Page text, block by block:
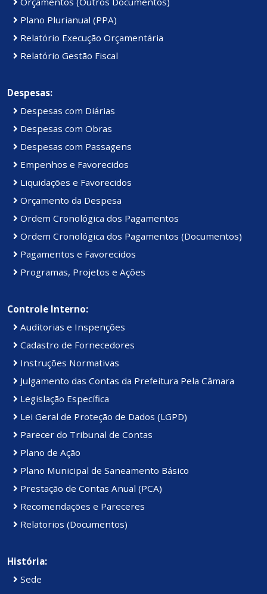
Plano Plurianual (PPA)
Relatório Execução Orçamentária
Relatório Gestão Fiscal
Despesas:
Despesas com Diárias
Despesas com Obras
Despesas com Passagens
Empenhos e Favorecidos
Liquidações e Favorecidos
Orçamento da Despesa
Ordem Cronológica dos Pagamentos
Ordem Cronológica dos Pagamentos (Documentos)
Pagamentos e Favorecidos
Programas, Projetos e Ações
Controle Interno:
Auditorias e Inspenções
Cadastro de Fornecedores
Instruções Normativas
Julgamento das Contas da Prefeitura Pela Câmara
Legislação Específica
Lei Geral de Proteção de Dados (LGPD)
Parecer do Tribunal de Contas
Plano de Ação
Plano Municipal de Saneamento Básico
Prestação de Contas Anual (PCA)
Recomendações e Pareceres
Relatorios (Documentos)
História:
Sede